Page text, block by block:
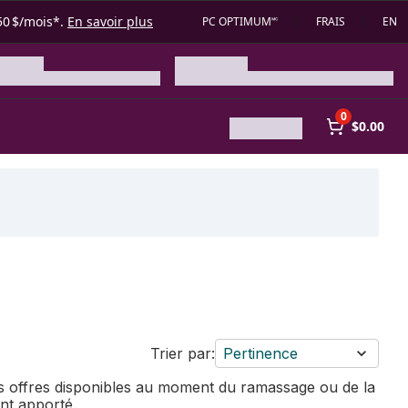
$/mois*. En savoir plus PC OPTIMUM🅪 FRAIS EN
0
$0.00
Trier par: Pertinence
disponibles au moment du ramassage ou de la